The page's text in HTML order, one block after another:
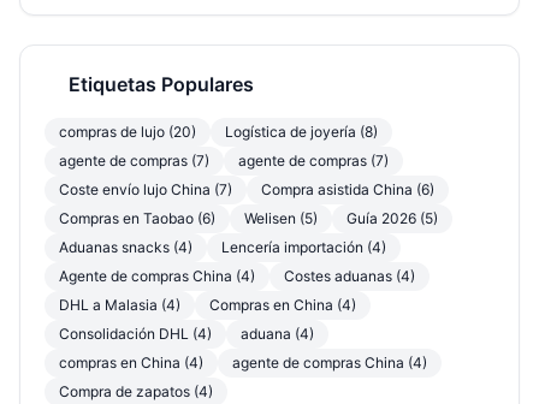
Etiquetas Populares
compras de lujo (20)
Logística de joyería (8)
agente de compras (7)
agente de compras (7)
Coste envío lujo China (7)
Compra asistida China (6)
Compras en Taobao (6)
Welisen (5)
Guía 2026 (5)
Aduanas snacks (4)
Lencería importación (4)
Agente de compras China (4)
Costes aduanas (4)
DHL a Malasia (4)
Compras en China (4)
Consolidación DHL (4)
aduana (4)
compras en China (4)
agente de compras China (4)
Compra de zapatos (4)